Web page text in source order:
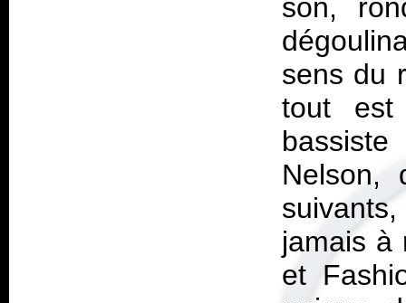
son,
sens du
tout est
Nelson,
jamais à
et